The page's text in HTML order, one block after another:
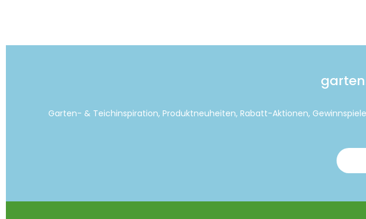
Garten- & Teichinspiration, Produktneuheiten, Rabatt-Aktionen,